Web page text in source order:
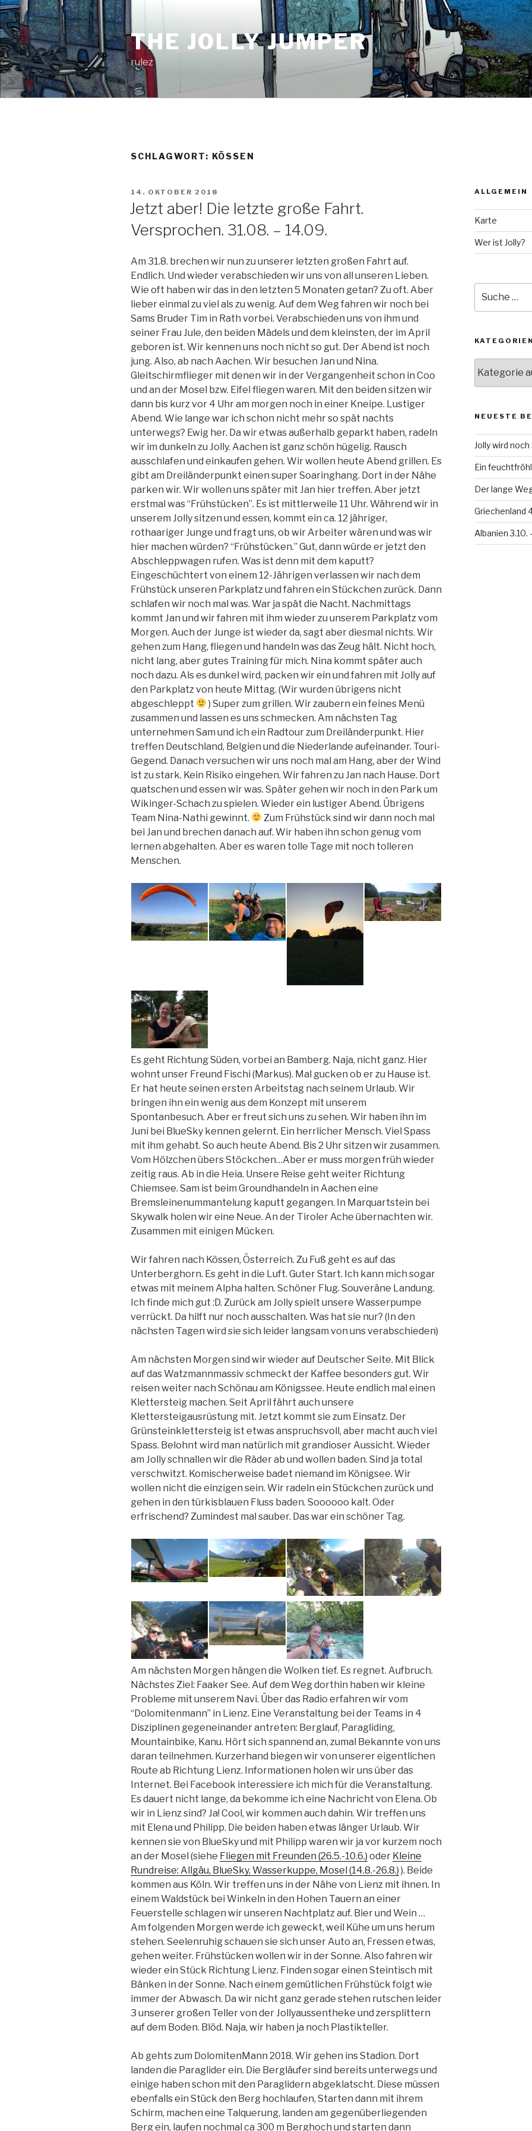
Zum
Inhalt
springen
THE JOLLY JUMPER
rulez
SCHLAGWORT: KÖSSEN
VERÖFFENTLICHT
14. OKTOBER 2018
Jetzt aber! Die letzte große Fahrt.
Versprochen. 31.08. – 14.09.
Am 31.8. brechen wir nun zu unserer letzten großen Fahrt auf.
Endlich. Und wieder verabschieden wir uns von all unseren Lieben.
Wie oft haben wir das in den letzten 5 Monaten getan? Zu oft. Aber
lieber einmal zu viel als zu wenig. Auf dem Weg fahren wir noch bei
Sams Bruder Tim in Rath vorbei. Verabschieden uns von ihm und
seiner Frau Jule, den beiden Mädels und dem kleinsten, der im April
geboren ist. Wir kennen uns noch nicht so gut. Der Abend ist noch
jung. Also, ab nach Aachen. Wir besuchen Jan und Nina.
Gleitschirmflieger mit denen wir in der Vergangenheit schon in Coo
und an der Mosel bzw. Eifel fliegen waren. Mit den beiden sitzen wir
dann bis kurz vor 4 Uhr am morgen noch in einer Kneipe. Lustiger
Abend. Wie lange war ich schon nicht mehr so spät nachts
unterwegs? Ewig her. Da wir etwas außerhalb geparkt haben, radeln
wir im dunkeln zu Jolly. Aachen ist ganz schön hügelig. Rausch
ausschlafen und einkaufen gehen. Wir wollen heute Abend grillen. Es
gibt am Dreiländerpunkt einen super Soaringhang. Dort in der Nähe
parken wir. Wir wollen uns später mit Jan hier treffen. Aber jetzt
erstmal was “Frühstücken”. Es ist mittlerweile 11 Uhr. Während wir in
unserem Jolly sitzen und essen, kommt ein ca. 12 jähriger,
rothaariger Junge und fragt uns, ob wir Arbeiter wären und was wir
hier machen würden? “Frühstücken.” Gut, dann würde er jetzt den
Abschleppwagen rufen. Was ist denn mit dem kaputt?
Eingeschüchtert von einem 12-Jährigen verlassen wir nach dem
Frühstück unseren Parkplatz und fahren ein Stückchen zurück. Dann
schlafen wir noch mal was. War ja spät die Nacht. Nachmittags
kommt Jan und wir fahren mit ihm wieder zu unserem Parkplatz vom
Morgen. Auch der Junge ist wieder da, sagt aber diesmal nichts. Wir
gehen zum Hang, fliegen und handeln was das Zeug hält. Nicht hoch,
nicht lang, aber gutes Training für mich. Nina kommt später auch
noch dazu. Als es dunkel wird, packen wir ein und fahren mit Jolly auf
den Parkplatz von heute Mittag. (Wir wurden übrigens nicht
abgeschleppt
) Super zum grillen. Wir zaubern ein feines Menü
zusammen und lassen es uns schmecken. Am nächsten Tag
unternehmen Sam und ich ein Radtour zum Dreiländerpunkt. Hier
treffen Deutschland, Belgien und die Niederlande aufeinander. Touri-
Gegend. Danach versuchen wir uns noch mal am Hang, aber der Wind
ist zu stark. Kein Risiko eingehen. Wir fahren zu Jan nach Hause. Dort
quatschen und essen wir was. Später gehen wir noch in den Park um
Wikinger-Schach zu spielen. Wieder ein lustiger Abend. Übrigens
Team Nina-Nathi gewinnt.
Zum Frühstück sind wir dann noch mal
bei Jan und brechen danach auf. Wir haben ihn schon genug vom
lernen abgehalten. Aber es waren tolle Tage mit noch tolleren
Menschen.
Es geht Richtung Süden, vorbei an Bamberg. Naja, nicht ganz. Hier
wohnt unser Freund Fischi (Markus). Mal gucken ob er zu Hause ist.
Er hat heute seinen ersten Arbeitstag nach seinem Urlaub. Wir
bringen ihn ein wenig aus dem Konzept mit unserem
Spontanbesuch. Aber er freut sich uns zu sehen. Wir haben ihn im
Juni bei BlueSky kennen gelernt. Ein herrlicher Mensch. Viel Spass
mit ihm gehabt. So auch heute Abend. Bis 2 Uhr sitzen wir zusammen.
Vom Hölzchen übers Stöckchen…Aber er muss morgen früh wieder
zeitig raus. Ab in die Heia. Unsere Reise geht weiter Richtung
Chiemsee. Sam ist beim Groundhandeln in Aachen eine
Bremsleinenummantelung kaputt gegangen. In Marquartstein bei
Skywalk holen wir eine Neue. An der Tiroler Ache übernachten wir.
Zusammen mit einigen Mücken.
Wir fahren nach Kössen, Österreich. Zu Fuß geht es auf das
Unterberghorn. Es geht in die Luft. Guter Start. Ich kann mich sogar
etwas mit meinem Alpha halten. Schöner Flug. Souveräne Landung.
Ich finde mich gut :D. Zurück am Jolly spielt unsere Wasserpumpe
verrückt. Da hilft nur noch ausschalten. Was hat sie nur? (In den
nächsten Tagen wird sie sich leider langsam von uns verabschieden)
Am nächsten Morgen sind wir wieder auf Deutscher Seite. Mit Blick
auf das Watzmannmassiv schmeckt der Kaffee besonders gut. Wir
reisen weiter nach Schönau am Königssee. Heute endlich mal einen
Klettersteig machen. Seit April fährt auch unsere
Klettersteigausrüstung mit. Jetzt kommt sie zum Einsatz. Der
Grünsteinklettersteig ist etwas anspruchsvoll, aber macht auch viel
Spass. Belohnt wird man natürlich mit grandioser Aussicht. Wieder
am Jolly schnallen wir die Räder ab und wollen baden. Sind ja total
verschwitzt. Komischerweise badet niemand im Königsee. Wir
wollen nicht die einzigen sein. Wir radeln ein Stückchen zurück und
gehen in den türkisblauen Fluss baden. Soooooo kalt. Oder
erfrischend? Zumindest mal sauber. Das war ein schöner Tag.
Am nächsten Morgen hängen die Wolken tief. Es regnet. Aufbruch.
Nächstes Ziel: Faaker See. Auf dem Weg dorthin haben wir kleine
Probleme mit unserem Navi. Über das Radio erfahren wir vom
“Dolomitenmann” in Lienz. Eine Veranstaltung bei der Teams in 4
Disziplinen gegeneinander antreten: Berglauf, Paragliding,
Mountainbike, Kanu. Hört sich spannend an, zumal Bekannte von uns
daran teilnehmen. Kurzerhand biegen wir von unserer eigentlichen
Route ab Richtung Lienz. Informationen holen wir uns über das
Internet. Bei Facebook interessiere ich mich für die Veranstaltung.
Es dauert nicht lange, da bekomme ich eine Nachricht von Elena. Ob
wir in Lienz sind? Ja! Cool, wir kommen auch dahin. Wir treffen uns
mit Elena und Philipp. Die beiden haben etwas länger Urlaub. Wir
kennen sie von BlueSky und mit Philipp waren wir ja vor kurzem noch
an der Mosel (siehe Fliegen mit Freunden (26.5.-10.6.) oder Kleine
Rundreise: Allgäu, BlueSky, Wasserkuppe, Mosel (14.8.-26.8.) ). Beide
kommen aus Köln. Wir treffen uns in der Nähe von Lienz mit ihnen. In
einem Waldstück bei Winkeln in den Hohen Tauern an einer
Feuerstelle schlagen wir unseren Nachtplatz auf. Bier und Wein …
Am folgenden Morgen werde ich geweckt, weil Kühe um uns herum
stehen. Seelenruhig schauen sie sich unser Auto an, Fressen etwas,
gehen weiter. Frühstücken wollen wir in der Sonne. Also fahren wir
wieder ein Stück Richtung Lienz. Finden sogar einen Steintisch mit
Bänken in der Sonne. Nach einem gemütlichen Frühstück folgt wie
immer der Abwasch. Da wir nicht ganz gerade stehen rutschen leider
3 unserer großen Teller von der Jollyaussentheke und zersplittern
auf dem Boden. Blöd. Naja, wir haben ja noch Plastikteller.
Ab gehts zum DolomitenMann 2018. Wir gehen ins Stadion. Dort
landen die Paraglider ein. Die Bergläufer sind bereits unterwegs und
einige haben schon mit den Paraglidern abgeklatscht. Diese müssen
ebenfalls ein Stück den Berg hochlaufen, Starten dann mit ihrem
Schirm, machen eine Talquerung, landen am gegenüberliegenden
Berg ein, laufen nochmal ca 300 m Berghoch und starten dann
ALLGEMEIN
Karte
Wer ist Jolly?
nach:
KATEGORIEN
NEUESTE
Jolly wird
Ein
Der lange
Griechenland
Albanien 3.10.